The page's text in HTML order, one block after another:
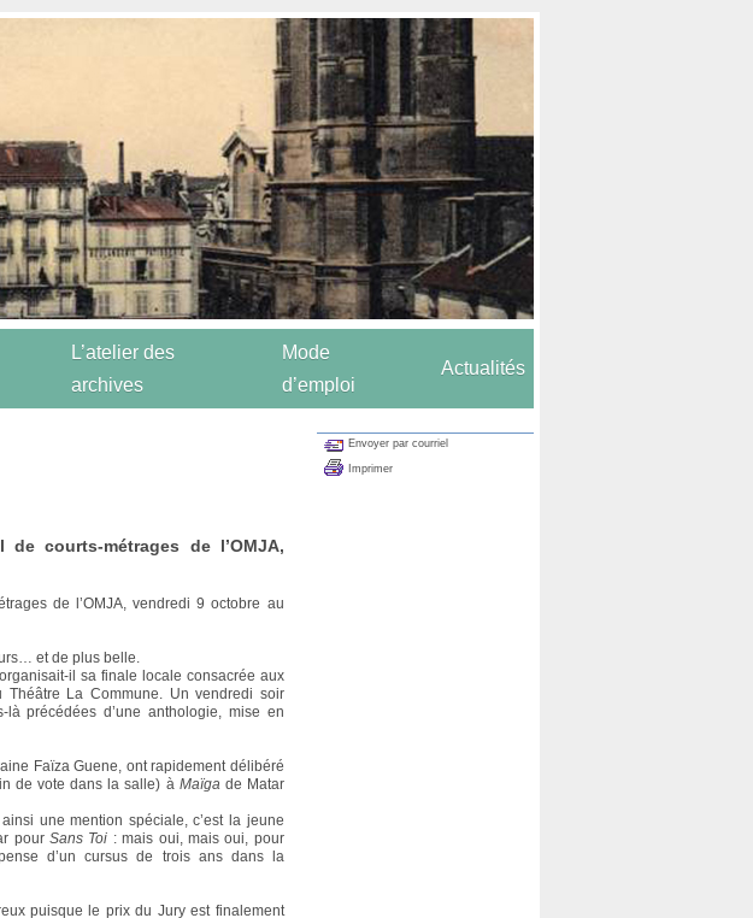
L’atelier des
archives
Mode
d’emploi
Actualités
courts-métrages de l’OMJA,
de l’OMJA, vendredi 9 octobre au
et de plus belle.
il sa finale locale consacrée aux
La Commune. Un vendredi soir
précédées d’une anthologie, mise en
Faïza Guene, ont rapidement délibéré
de vote dans la salle) à Maïgade Matar
une mention spéciale, c’est la jeune
pourSans Toi : mais oui, mais oui, pour
d’un cursus de trois ans dans la
puisque le prix du Jury est finalement
Envoyer par courriel
Imprimer